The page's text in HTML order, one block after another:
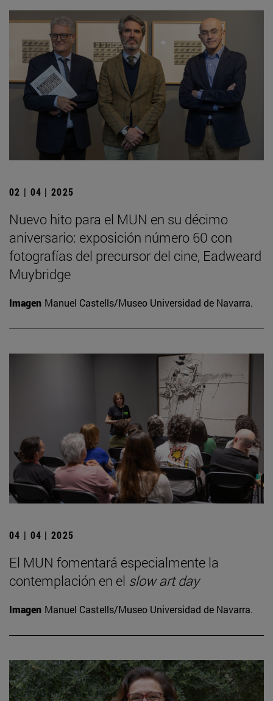
02 | 04 | 2025
Nuevo hito para el MUN en su décimo
aniversario: exposición número 60 con
fotografías del precursor del cine, Eadweard
Muybridge
Imagen Manuel Castells/Museo Universidad de Navarra.
04 | 04 | 2025
El MUN fomentará especialmente la
contemplación en el slow art day
Imagen Manuel Castells/Museo Universidad de Navarra.